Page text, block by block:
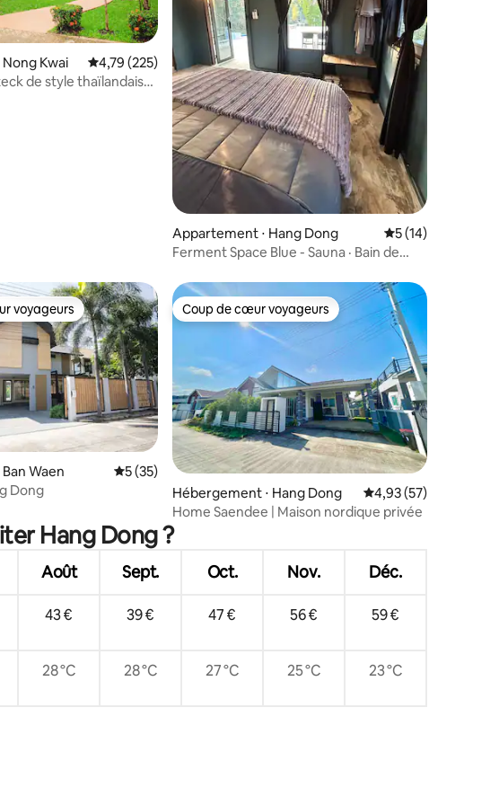
de 21 commentaires : 4,9 sur 5
Kwai Évaluation moyenne sur la base de 225 commentaires : 4,79 sur 5
4,79 (225)
de style thaïlandais
Appartement ⋅ Hang Dong Évaluation
5 (14)
Ferment Space Blue - Sauna · Bain de
base de 3 commentaires : 5 sur 5
voyageurs les plus appréciés
voyageurs
Waen Évaluation moyenne sur la base de 35 commentaires : 5 sur 5
5 (35)
Dong
Coup de cœur voyageurs
Coup de cœur voyageurs
Hébergement ⋅ Hang Dong Évaluation moyenne
4,93 (57)
Home Saendee | Maison nordique privée
Hang Dong ?
Août Sept. Oct. Nov. Déc.
43 € 39 € 47 € 56 € 59 €
28 °C 28 °C 27 °C 25 °C 23 °C